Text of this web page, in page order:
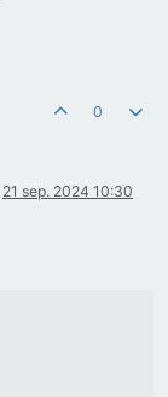
0
21 sep. 2024 10:30